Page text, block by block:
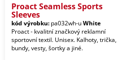
Proact Seamless Sports
Sleeves
kód výrobku: pa032wh-uWhite
Proact - kvalitní značkový reklamní
sportovní textil. Unisex. Kalhoty, trička,
bundy, vesty, šortky a jiné.